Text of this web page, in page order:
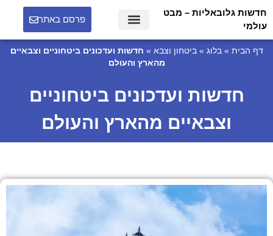
חדשות גלובאליות – מבט
עולמי
פרסם באתר
דף הבית »בלוג »ביטחון וצבא » חדשות ועדכונים ביטחוניים וצבאיים
מהארץ והעולם
חדשות ועדכונים ביטחוניים
וצבאיים מהארץ והעולם